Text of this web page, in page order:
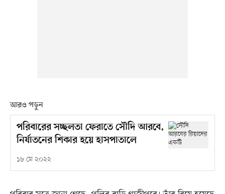
আরও পড়ুন
পরিবারের সচ্ছলতা ফেরাতে সৌদি আরবে,
নির্যাতনের শিকার হয়ে হাসপাতালে
১৮ মে ২০২২